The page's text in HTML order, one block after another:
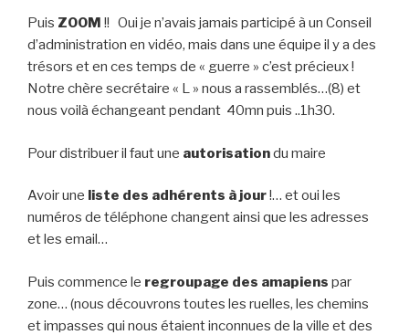
Puis ZOOM !! Oui je n’avais jamais participé à un Conseil
d’administration en vidéo, mais dans une équipe il y a des
trésors et en ces temps de « guerre » c’est précieux !
Notre chère secrétaire « L » nous a rassemblés…(8) et
nous voilà échangeant pendant 40mn puis ..1h30.
Pour distribuer il faut une autorisationdu maire
Avoir une liste des adhérents à jour!… et oui les
numéros de téléphone changent ainsi que les adresses
et les email…
Puis commence le regroupage des amapiens par
zone… (nous découvrons toutes les ruelles, les chemins
et impasses qui nous étaient inconnues de la ville et des